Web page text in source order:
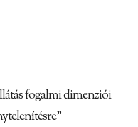
fogalmi dimenziói –